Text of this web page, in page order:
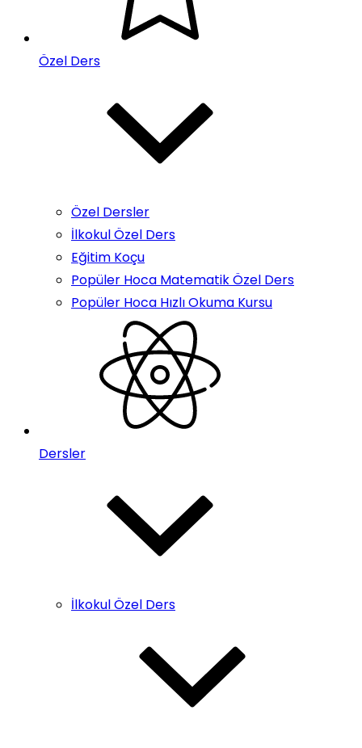
Özel Ders
Özel Dersler
İlkokul Özel Ders
Eğitim Koçu
Popüler Hoca Matematik Özel Ders
Popüler Hoca Hızlı Okuma Kursu
Dersler
İlkokul Özel Ders